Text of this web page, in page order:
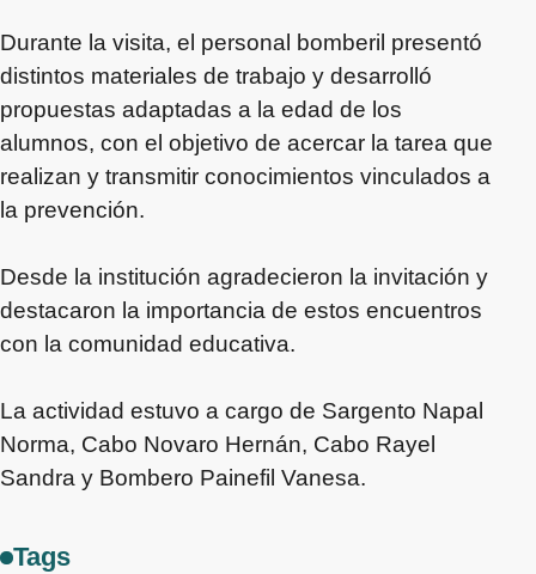
Durante la visita, el personal bomberil presentó
distintos materiales de trabajo y desarrolló
propuestas adaptadas a la edad de los
alumnos, con el objetivo de acercar la tarea que
realizan y transmitir conocimientos vinculados a
la prevención.
Desde la institución agradecieron la invitación y
destacaron la importancia de estos encuentros
con la comunidad educativa.
La actividad estuvo a cargo de Sargento Napal
Norma, Cabo Novaro Hernán, Cabo Rayel
Sandra y Bombero Painefil Vanesa.
Tags